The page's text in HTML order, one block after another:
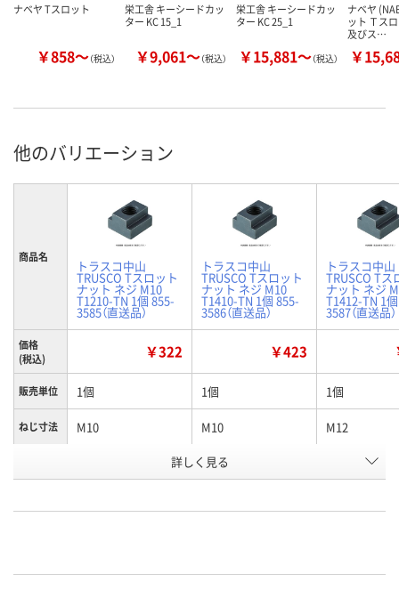
ナベヤ Tスロット
￥858～（税込）
栄工舎 キーシードカッ
ター KC 15_1
￥9,061～（税込）
栄工舎 キーシードカッ
ター KC 25_1
￥15,881～（税込）
ナベヤ
ット Ｔス
及びス…
￥
他のバリエーション
商品名
トラスコ中山
TRUSCO Tスロット
ナット ネジ M10
T1210-TN 1個 855-
3585（直送品）
トラスコ中山
TRUSCO Tスロット
ナット ネジ M10
T1410-TN 1個 855-
3586（直送品）
トラスコ中山
TRUSCO Tス
ナット ネジ
T1412-TN 1
3587（直送品）
価格
(税込)
￥322 ￥423
販売単位 1個 1個 1個
ねじ寸法 M10 M10 M12
M10
J108075 J108088 J108089
詳しく見る